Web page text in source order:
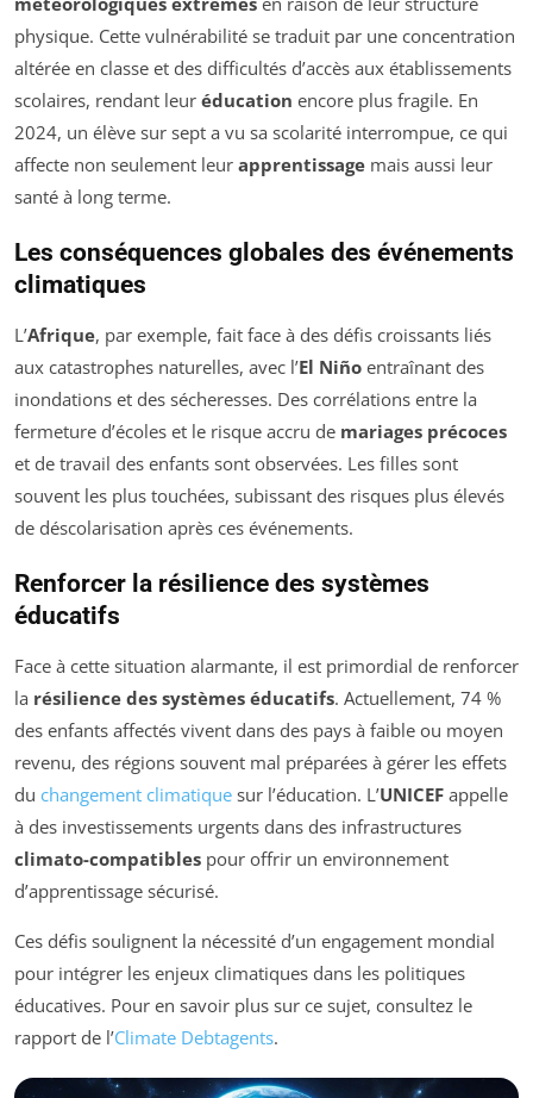
physique. Cette vulnérabilité se traduit par une concentration
altérée en classe et des difficultés d’accès aux établissements
scolaires, rendant leur éducation encore plus fragile. En
2024, un élève sur sept a vu sa scolarité interrompue, ce qui
affecte non seulement leur apprentissage mais aussi leur
santé à long terme.
Les conséquences globales des événements
climatiques
L’Afrique, par exemple, fait face à des défis croissants liés
aux catastrophes naturelles, avec l’El Niño entraînant des
inondations et des sécheresses. Des corrélations entre la
fermeture d’écoles et le risque accru de mariages précoces
et de travail des enfants sont observées. Les filles sont
souvent les plus touchées, subissant des risques plus élevés
de déscolarisation après ces événements.
Renforcer la résilience des systèmes
éducatifs
Face à cette situation alarmante, il est primordial de renforcer
la résilience des systèmes éducatifs. Actuellement, 74 %
des enfants affectés vivent dans des pays à faible ou moyen
revenu, des régions souvent mal préparées à gérer les effets
du changement climatique sur l’éducation. L’UNICEF appelle
à des investissements urgents dans des infrastructures
climato-compatibles pour offrir un environnement
d’apprentissage sécurisé.
Ces défis soulignent la nécessité d’un engagement mondial
pour intégrer les enjeux climatiques dans les politiques
éducatives. Pour en savoir plus sur ce sujet, consultez le
rapport de l’Climate Debtagents.